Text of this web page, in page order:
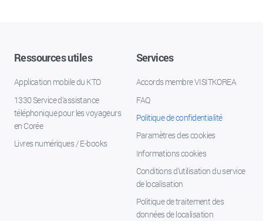
Ressources utiles
Application mobile du KTO
1330 Service d'assistance
téléphonique pour les voyageurs
en Corée
Livres numériques / E-books
Services
Accords membre VISITKOREA
FAQ
Politique de confidentialité
Paramètres des cookies
Informations cookies
Conditions d’utilisation du service
de localisation
Politique de traitement des
données de localisation